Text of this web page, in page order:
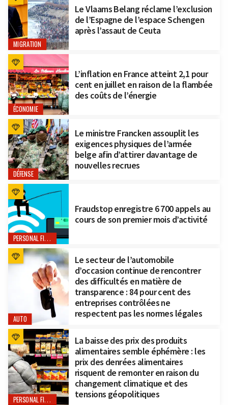
MIGRATION
Le Vlaams Belang réclame l’exclusion
de l’Espagne de l’espace Schengen
après l’assaut de Ceuta
ÉCONOMIE
L’inflation en France atteint 2,1 pour
cent en juillet en raison de la flambée
des coûts de l’énergie
DÉFENSE
Le ministre Francken assouplit les
exigences physiques de l’armée
belge afin d’attirer davantage de
nouvelles recrues
PERSONAL FINANCE
Fraudstop enregistre 6 700 appels au
cours de son premier mois d’activité
AUTO
Le secteur de l’automobile
d’occasion continue de rencontrer
des difficultés en matière de
transparence : 84 pour cent des
entreprises contrôlées ne
respectent pas les normes légales
PERSONAL FINANCE
La baisse des prix des produits
alimentaires semble éphémère : les
prix des denrées alimentaires
risquent de remonter en raison du
changement climatique et des
tensions géopolitiques